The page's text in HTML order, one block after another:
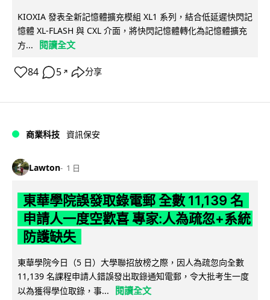
KIOXIA 發表全新記憶體擴充模組 XL1 系列，結合低延遲快閃記
憶體 XL-FLASH 與 CXL 介面，將快閃記憶體轉化為記憶體擴充
方...
閱讀全文
84 5 ↗ 分享
商業科技 資訊保安
Lawton 1 日
東華學院誤發取錄電郵 全數 11,139 名
申請人一度空歡喜 專家:人為疏忽+系統
防護缺失
東華學院今日（5 日）大學聯招放榜之際，因人為疏忽向全數
11,139 名課程申請人錯誤發出取錄通知電郵，令大批考生一度
以為獲得學位取錄，事...
閱讀全文